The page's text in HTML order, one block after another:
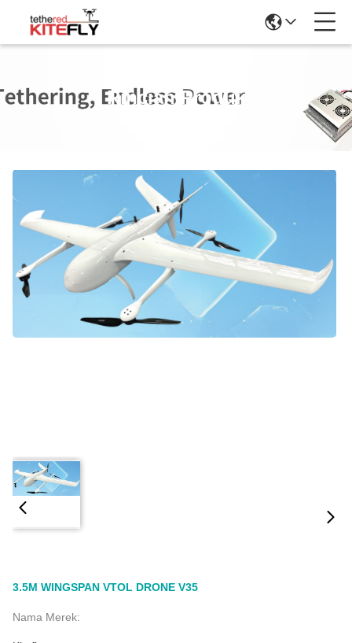
Rincian Produk
3.5M WINGSPAN VTOL DRONE V35
Nama Merek: